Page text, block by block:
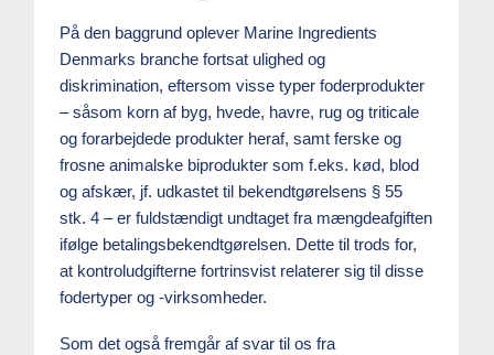
På den baggrund oplever Marine Ingredients
Denmarks branche fortsat ulighed og
diskrimination, eftersom visse typer foderprodukter
– såsom korn af byg, hvede, havre, rug og triticale
og forarbejdede produkter heraf, samt ferske og
frosne animalske biprodukter som f.eks. kød, blod
og afskær, jf. udkastet til bekendtgørelsens § 55
stk. 4 – er fuldstændigt undtaget fra mængdeafgiften
ifølge betalingsbekendtgørelsen. Dette til trods for,
at kontroludgifterne fortrinsvist relaterer sig til disse
fodertyper og -virksomheder.
Som det også fremgår af svar til os fra